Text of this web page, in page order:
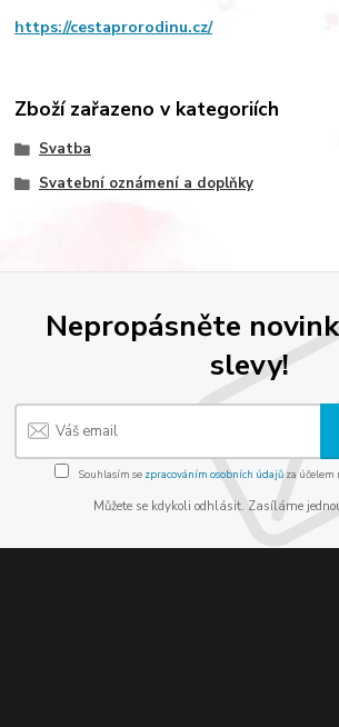
https://cestaprorodinu.cz/
Zboží zařazeno v kategoriích
Svatba
Svatební oznámení a doplňky
Nepropásněte
slevy!
Souhlasím se zpracováním osobních údajůza účelem
Můžete se kdykoli odhlásit. Zasíláme